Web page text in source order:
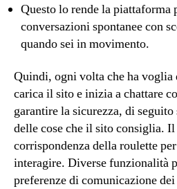
Questo lo rende la piattaforma
conversazioni spontanee con
quando sei in movimento.
Quindi, ogni volta che ha voglia
carica il sito e inizia a chattare
garantire la sicurezza, di
delle cose che il sito consiglia.
corrispondenza della roulette
interagire. Diverse funzionalità
preferenze di comunicazione